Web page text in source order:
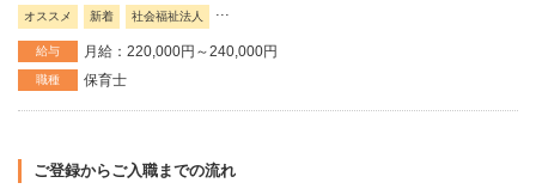
オススメ 新着 社会福祉法人 ...
給与 月給：220,000円～240,000円
職種 保育士
ご登録からご入職までの流れ